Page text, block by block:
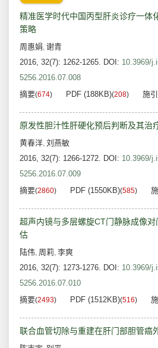
精准医学时代中国丙型肝炎诊疗一体
策略
周惠娟, 谢青
2016, 32(7): 1262-1265. DOI: 10.3969/
5256.2016.07.008
摘要(674) PDF (188KB)(208) 施
原发性胆汁性肝硬化预后判断及其治
黄春洋, 刘燕敏
2016, 32(7): 1266-1272. DOI: 10.3969/
5256.2016.07.009
摘要(2860) PDF (1550KB)(585)
超声内镜与多层螺旋CT门静脉成像
估
陆伟, 周莉, 李爽
2016, 32(7): 1273-1276. DOI: 10.3969/
5256.2016.07.010
摘要(2493) PDF (1512KB)(516)
联合血管切除与重建在肝门部胆管癌